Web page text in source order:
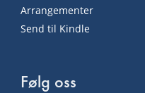
Arrangementer
Send til Kindle
Følg oss